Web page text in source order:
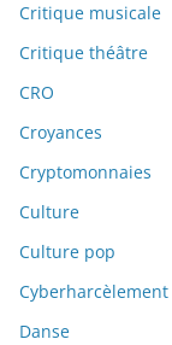
Critique musicale
Critique théâtre
CRO
Croyances
Cryptomonnaies
Culture
Culture pop
Cyberharcèlement
Danse